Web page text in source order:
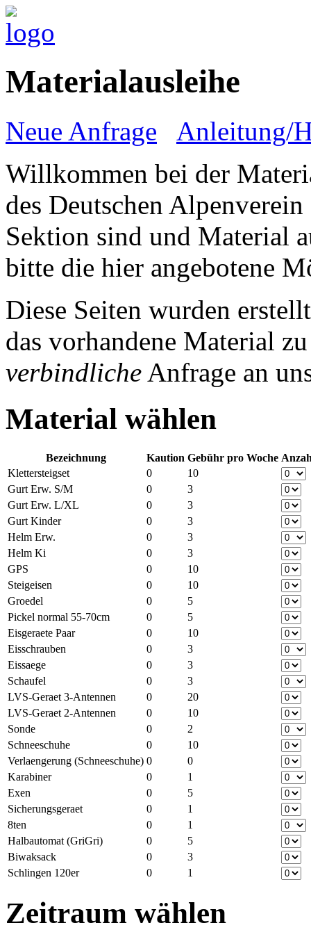
Materialausleihe
Neue Anfrage
Anleitung/
Willkommen bei der
des Deutschen
Sektion sind und Material
bitte die hier angebotene
Diese Seiten wurden
das vorhandene Material
verbindliche Anfrage an
Material wählen
Bezeichnung Kaution Gebühr pro Woche
Klettersteigset
0
10
Gurt Erw. S/M
0
3
Gurt Erw. L/XL
0
3
Gurt Kinder
0
3
Helm Erw.
0
3
Helm Ki
0
3
GPS
0
10
Steigeisen
0
10
Groedel
0
5
Pickel normal 55-70cm
0
5
Eisgeraete Paar
0
10
Eisschrauben
0
3
Eissaege
0
3
Schaufel
0
3
LVS-Geraet 3-Antennen
0
20
LVS-Geraet 2-Antennen
0
10
Sonde
0
2
Schneeschuhe
0
10
Verlaengerung (Schneeschuhe) 0
0
Karabiner
0
1
Exen
0
5
Sicherungsgeraet
0
1
8ten
0
1
Halbautomat (GriGri)
0
5
Biwaksack
0
3
Schlingen 120er
0 1
Zeitraum wählen